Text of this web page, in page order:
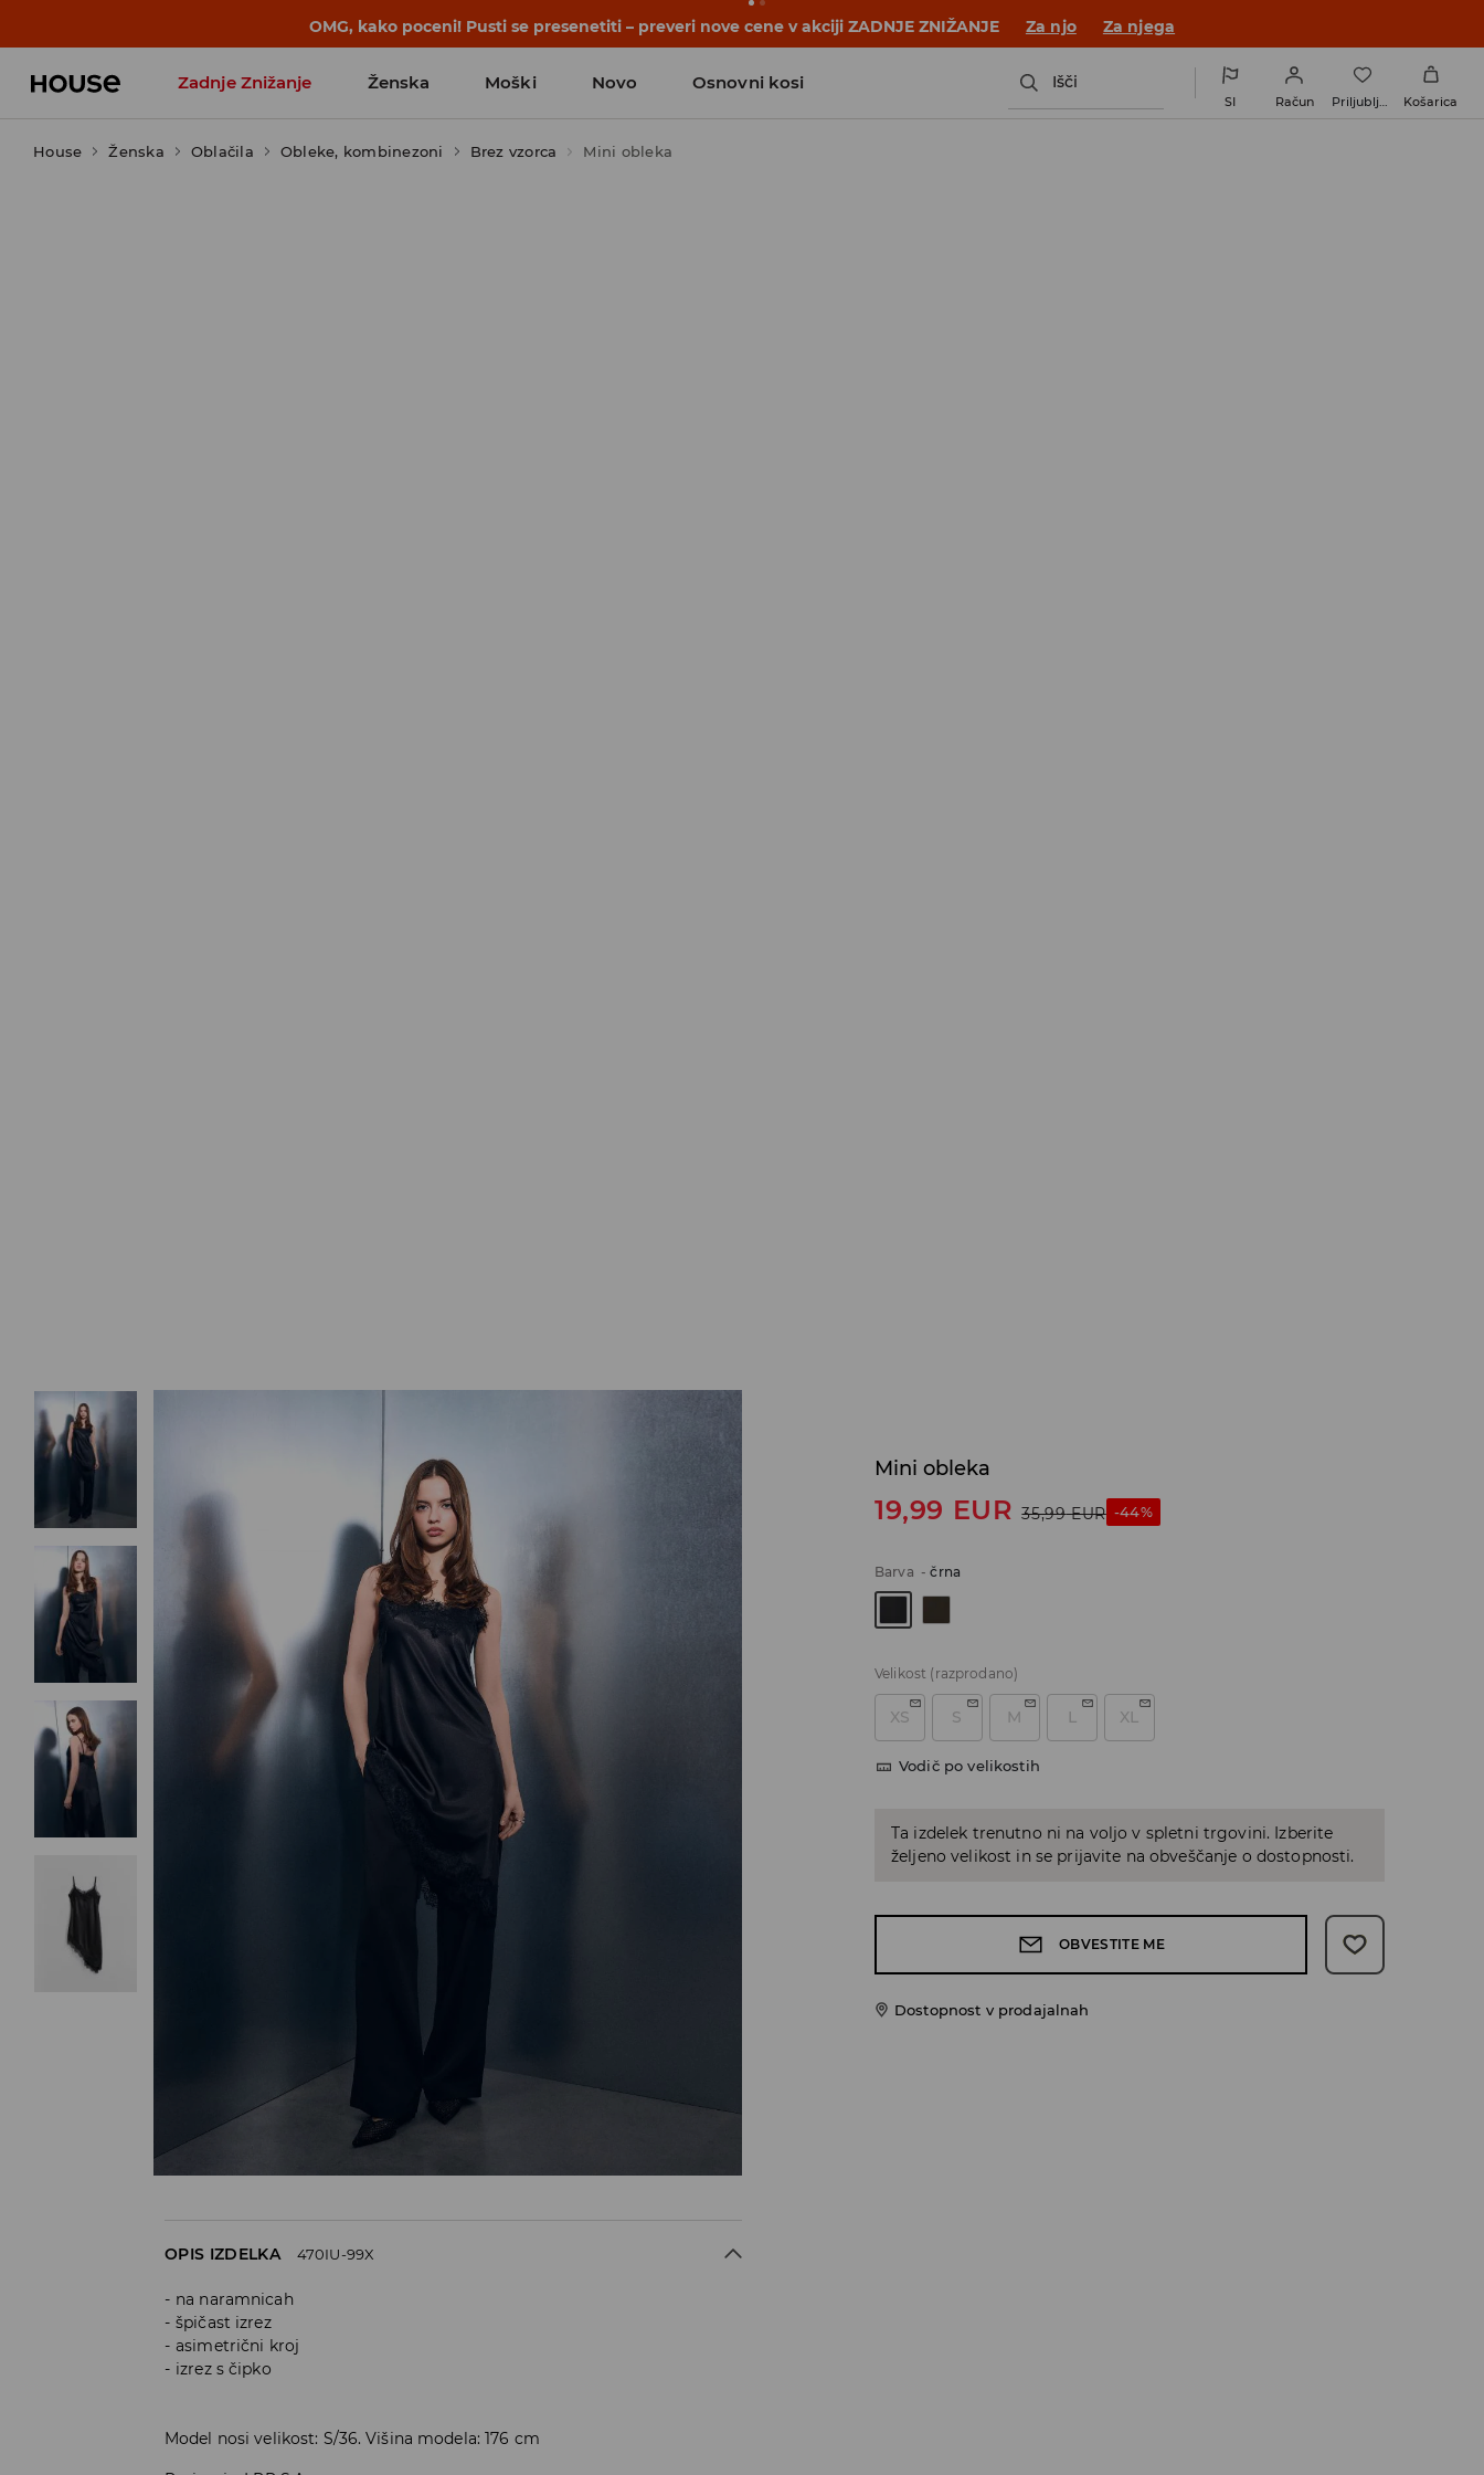
OMG, kako poceni! Pusti se presenetiti – preveri nove cene v akciji ZADNJE ZNIŽANJE Za njo Za njega
Zadnje Znižanje Ženska Moški Novo Osnovni kosi
Favoriti vplivnežev
Išči
SI Račun Priljubljene Košarica
House Ženska Oblačila Obleke, kombinezoni Brez vzorca Mini obleka
Mini obleka
19,99 EUR 35,99 EUR -44%
Barva -črna
Velikost (razprodano)
XS S M L XL
Vodič po velikostih
Ta izdelek trenutno ni na voljo v spletni trgovini. Izberite
željeno velikost in se prijavite na obveščanje o dostopnosti.
OBVESTITE ME
Dostopnost v prodajalnah
OPIS IZDELKA 470IU-99X
na naramnicah
špičast izrez
asimetrični kroj
izrez s čipko
Model nosi velikost: S/36. Višina modela: 176 cm